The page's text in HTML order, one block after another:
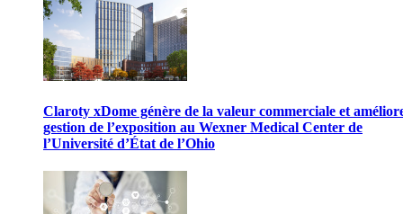
Claroty xDome génère de la valeur commerciale et
gestion de l’exposition au Wexner Medical Center de
l’Université d’État de l’Ohio